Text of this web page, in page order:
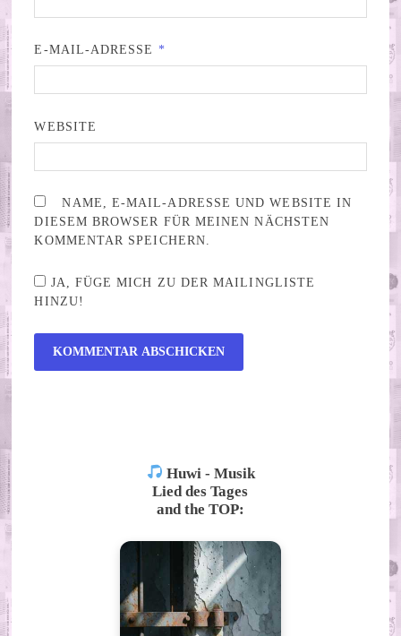
E-MAIL-ADRESSE *
WEBSITE
NAME, E-MAIL-ADRESSE UND WEBSITE IN
DIESEM BROWSER FÜR MEINEN NÄCHSTEN
KOMMENTAR SPEICHERN.
JA, FÜGE MICH ZU DER MAILINGLISTE
HINZU!
Huwi - Musik
Lied des Tages
and the TOP: